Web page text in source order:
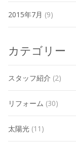
2015年7月 (9)
カテゴリー
スタッフ紹介 (2)
リフォーム (30)
太陽光 (11)